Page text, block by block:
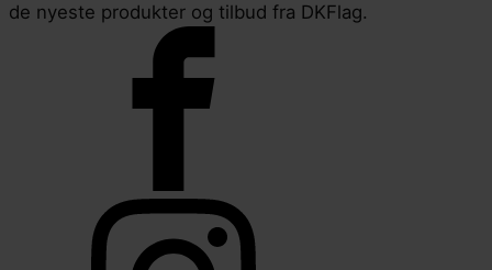
de nyeste produkter og tilbud fra DKFlag.